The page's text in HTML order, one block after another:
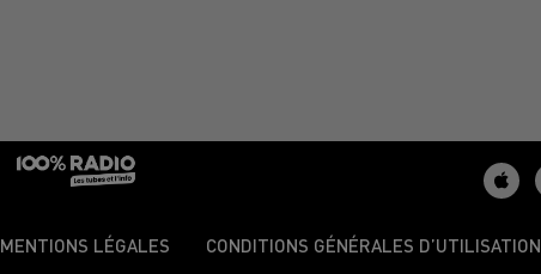
MENTIONS LÉGALES CONDITIONS GÉNÉRALES D’UTILISATION